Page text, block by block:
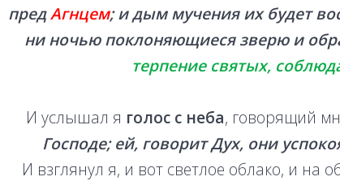
предАгнцем; и дым мучения их будет
ни ночью поклоняющиеся зверю и
терпение святых,
И услышал я голос с неба, говорящий
Господе; ей, говорит Дух, они
И взглянул я, и вот светлое облако, и на